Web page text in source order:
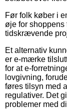
Før folk køber i
øje for shoppens
tidskrævende
Et alternativ
er e-mærke
for at e-
lovgivning,
føres tilsyn med
regulativer. Det
problemer med